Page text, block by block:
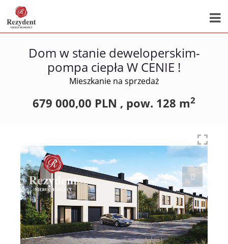
Dom w stanie deweloperskim-
pompa ciepła W CENIE !
Mieszkanie na sprzedaż
679 000,00 PLN , pow. 128 m2